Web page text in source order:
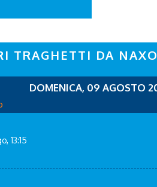
TRAGHETTI DA
DOMENICA, 09 AGOSTO
13:15